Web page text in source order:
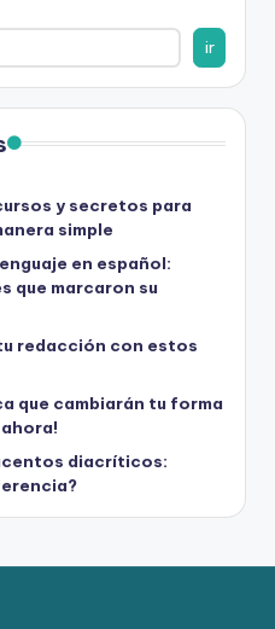
ir
y secretos para
simple
en español:
que marcaron su
redacción con estos
que cambiarán tu forma
diacríticos: